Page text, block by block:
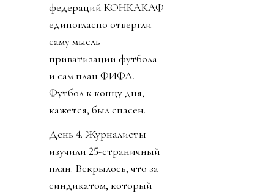
федераций КОНКАКАФ
единогласно отвергли
саму мысль
приватизации футбола
и сам план ФИФА.
Футбол к концу дня,
кажется, был спасен.
День 4. Журналисты
изучили 25-страничный
план. Вскрылось, что за
синдикатом, который